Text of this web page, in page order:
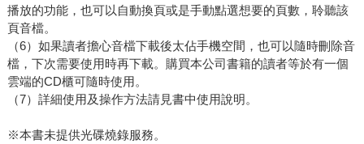
播放的功能，也可以自動換頁或是手動點選想要的頁數，聆聽該
頁音檔。
（6）如果讀者擔心音檔下載後太佔手機空間，也可以隨時刪除音
檔，下次需要使用時再下載。購買本公司書籍的讀者等於有一個
雲端的CD櫃可隨時使用。
（7）詳細使用及操作方法請見書中使用說明。
※本書未提供光碟燒錄服務。